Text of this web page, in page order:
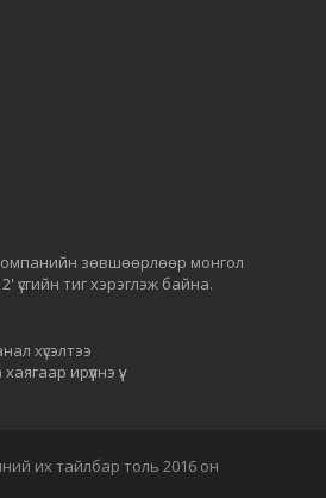
зөвшөөрлөөр монгол
үсгийн тиг хэрэглэж байна.
хүсэлтээ
хаягаар ирүүлнэ үү.
их тайлбар толь 2016 он